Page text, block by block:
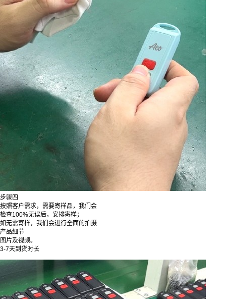
步骤四
按照客户需求，需要寄样品，我们会
检查100%无误后，安排寄样；
如无需寄样，我们会进行全面的拍摄
产品细节
图片及视频。
3-7天到货时长